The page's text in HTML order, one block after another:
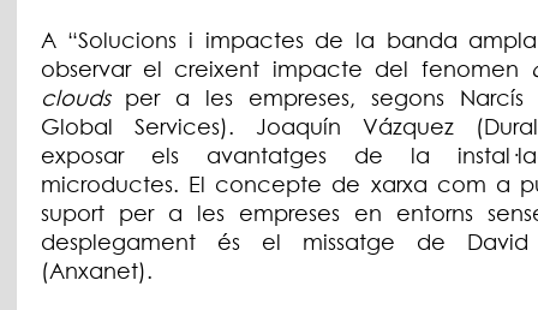
A “Solucions i impactes de la banda
observar el creixent impacte del fenomen
cloudsper a les empreses, segons Narcís
Global Services). Joaquín Vázquez
exposar els avantatges de la
microductes. El concepte de xarxa com a
suport per a les empreses en entorns
desplegament és el missatge de David
(Anxanet).